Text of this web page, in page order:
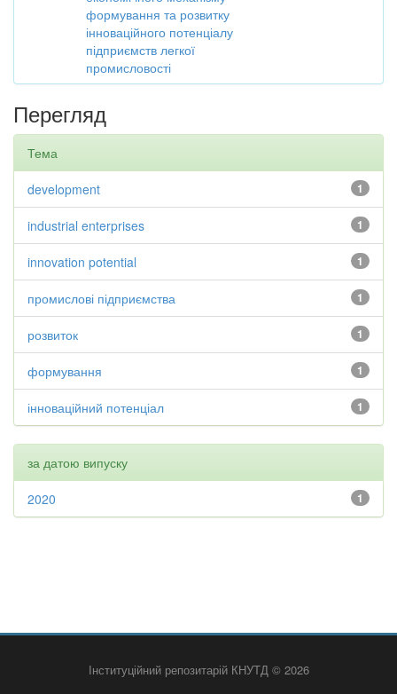
формування та розвитку
інноваційного потенціалу
підприємств легкої
промисловості
Перегляд
Тема
1
development
1
industrial enterprises
1
innovation potential
1
промислові підприємства
1
розвиток
1
формування
1
інноваційний потенціал
за датою випуску
1
2020
Інституційний репозитарій КНУТД © 2026